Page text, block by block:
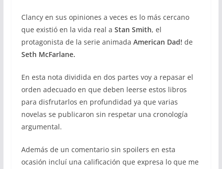
Clancy en sus opiniones a veces es lo más cercano
que existió en la vida real a Stan Smith, el
protagonista de la serie animada American Dad! de
Seth McFarlane.
En esta nota dividida en dos partes voy a repasar el
orden adecuado en que deben leerse estos libros
para disfrutarlos en profundidad ya que varias
novelas se publicaron sin respetar una cronología
argumental.
Además de un comentario sin spoilers en esta
ocasión incluí una calificación que expresa lo que me